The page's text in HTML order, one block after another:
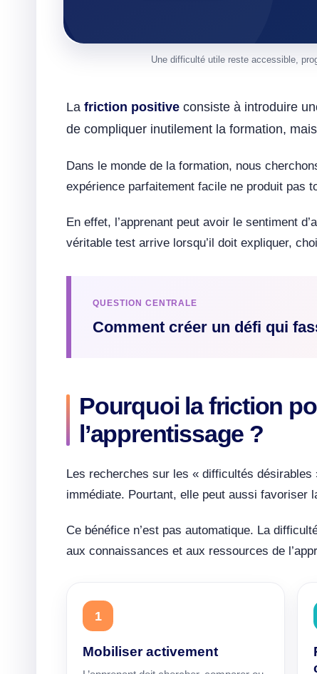
Une difficulté utile reste accessible,
La friction positive consiste à introduire
de compliquer inutilement la formation,
Dans le monde de la formation, nous
expérience parfaitement facile ne produit pas
En effet, l’apprenant peut avoir le sentiment
véritable test arrive lorsqu’il doit expliquer,
QUESTION CENTRALE
Comment créer un défi qui
Pourquoi la friction
l’apprentissage ?
Les recherches sur les « difficultés désirables
immédiate. Pourtant, elle peut aussi favoriser
Ce bénéfice n’est pas automatique. La
aux connaissances et aux ressources de
1
Mobiliser activement